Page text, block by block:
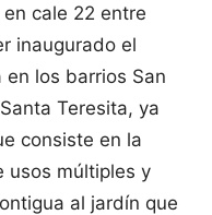
cale 22 entre
inaugurado el
los barrios San
Teresita, ya
consiste en la
usos múltiples y
al jardín que